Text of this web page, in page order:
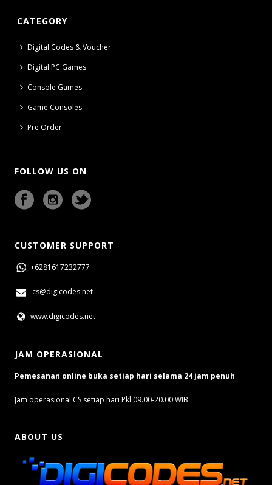
CATEGORY
Digital Codes & Voucher
Digital PC Games
Console Games
Game Consoles
Pre Order
FOLLOW US ON
CUSTOMER SUPPORT
+6281617232777
cs@digicodes.net
www.digicodes.net
JAM OPERASIONAL
Pemesanan online buka setiap hari selama 24 jam penuh
Jam operasional CS setiap hari Pkl 09.00-20.00 WIB
ABOUT US